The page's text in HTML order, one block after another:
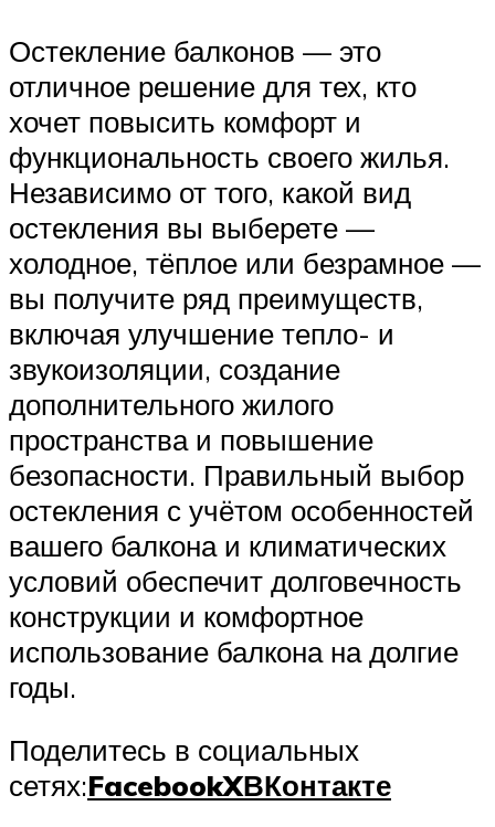
Остекление балконов — это
отличное решение для тех, кто
хочет повысить комфорт и
функциональность своего жилья.
Независимо от того, какой вид
остекления вы выберете —
холодное, тёплое или безрамное —
вы получите ряд преимуществ,
включая улучшение тепло- и
звукоизоляции, создание
дополнительного жилого
пространства и повышение
безопасности. Правильный выбор
остекления с учётом особенностей
вашего балкона и климатических
условий обеспечит долговечность
конструкции и комфортное
использование балкона на долгие
годы.
Поделитесь в социальных
сетях:FacebookXВКонтакте